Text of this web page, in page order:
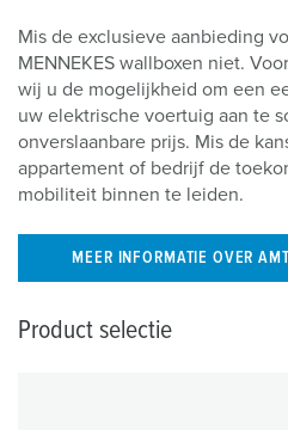
Mis de exclusieve aanbieding
MENNEKES wallboxen niet.
wij u de mogelijkheid om een
uw elektrische voertuig aan te
onverslaanbare prijs. Mis de
appartement of bedrijf de
mobiliteit binnen te leiden.
MEER INFORMATIE OVER
Product selectie